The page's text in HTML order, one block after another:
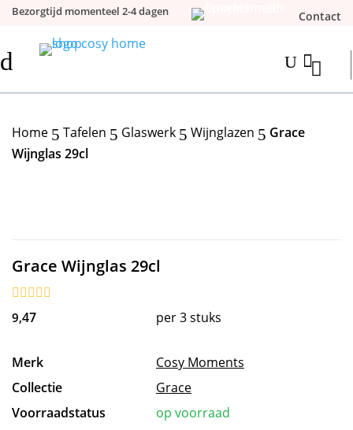
Bezorgtijd momenteel 2-4 dagen Contact
d 
U
Home 5 Tafelen 5 Glaswerk 5 Wijnglazen 5 Grace
Wijnglas 29cl
Grace Wijnglas 29cl
9,47 per 3 stuks
Merk
Cosy Moments
Collectie
Grace
Voorraadstatus
op voorraad